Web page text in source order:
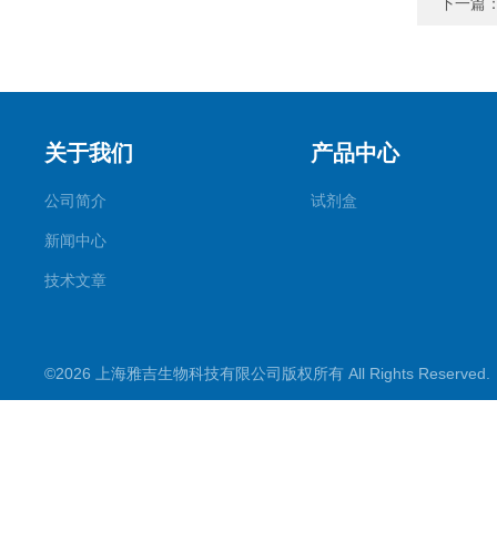
关于我们
公司简介
新闻中心
技术文章
产品中心
试剂盒
©2026 上海雅吉生物科技有限公司版权所有 All Rights